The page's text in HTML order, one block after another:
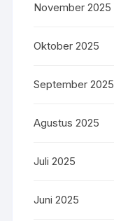
November 2025
Oktober 2025
September 2025
Agustus 2025
Juli 2025
Juni 2025